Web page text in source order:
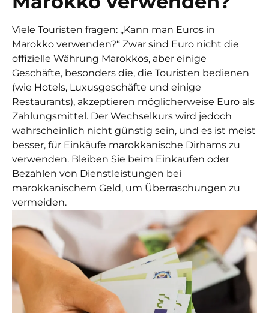
Viele Touristen fragen: „Kann man Euros in
Marokko verwenden?“ Zwar sind Euro nicht die
offizielle Währung Marokkos, aber einige
Geschäfte, besonders die, die Touristen bedienen
(wie Hotels, Luxusgeschäfte und einige
Restaurants), akzeptieren möglicherweise Euro als
Zahlungsmittel. Der Wechselkurs wird jedoch
wahrscheinlich nicht günstig sein, und es ist meist
besser, für Einkäufe marokkanische Dirhams zu
verwenden. Bleiben Sie beim Einkaufen oder
Bezahlen von Dienstleistungen bei
marokkanischem Geld, um Überraschungen zu
vermeiden.